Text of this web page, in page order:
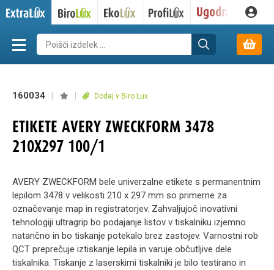
160034 Dodaj v Biro Lux
ETIKETE AVERY ZWECKFORM 3478
210X297 100/1
AVERY ZWECKFORM bele univerzalne etikete s permanentnim
lepilom 3478 v velikosti 210 x 297 mm so primerne za
označevanje map in registratorjev. Zahvaljujoč inovativni
tehnologiji ultragrip bo podajanje listov v tiskalniku izjemno
natančno in bo tiskanje potekalo brez zastojev. Varnostni rob
QCT preprečuje iztiskanje lepila in varuje občutljive dele
tiskalnika. Tiskanje z laserskimi tiskalniki je bilo testirano in